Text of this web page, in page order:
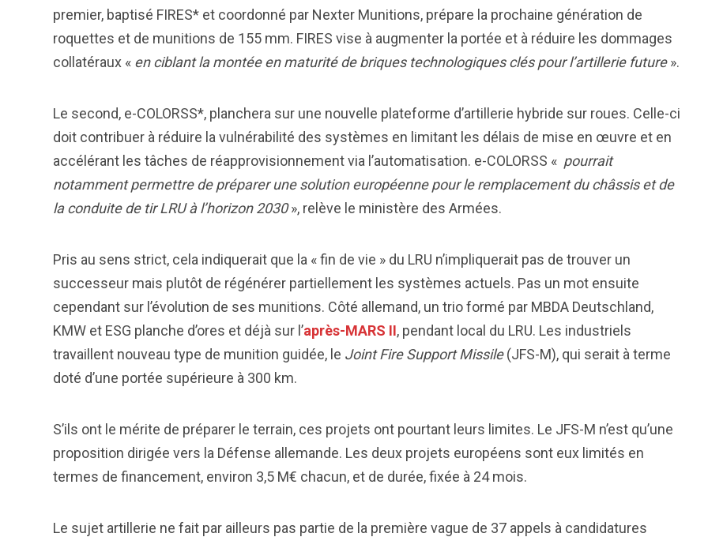
premier, baptisé FIRES* et coordonné par Nexter Munitions, prépare la prochaine génération de
roquettes et de munitions de 155 mm. FIRES vise à augmenter la portée et à réduire les dommages
collatéraux « en ciblant la montée en maturité de briques technologiques clés pour l’artillerie future».
Le second, e-COLORSS*, planchera sur une nouvelle plateforme d’artillerie hybride sur roues. Celle-ci
doit contribuer à réduire la vulnérabilité des systèmes en limitant les délais de mise en œuvre et en
accélérant les tâches de réapprovisionnement via l’automatisation. e-COLORSS « pourrait
notamment permettre de préparer une solution européenne pour le remplacement du châssis et de
la conduite de tir LRU à l’horizon 2030», relève le ministère des Armées.
Pris au sens strict, cela indiquerait que la « fin de vie » du LRU n’impliquerait pas de trouver un
successeur mais plutôt de régénérer partiellement les systèmes actuels. Pas un mot ensuite
cependant sur l’évolution de ses munitions. Côté allemand, un trio formé par MBDA Deutschland,
KMW et ESG planche d’ores et déjà sur l’après-MARS II, pendant local du LRU. Les industriels
travaillent nouveau type de munition guidée, le Joint Fire Support Missile(JFS-M), qui serait à terme
doté d’une portée supérieure à 300 km.
S’ils ont le mérite de préparer le terrain, ces projets ont pourtant leurs limites. Le JFS-M n’est qu’une
proposition dirigée vers la Défense allemande. Les deux projets européens sont eux limités en
termes de financement, environ 3,5 M€ chacun, et de durée, fixée à 24 mois.
Le sujet artillerie ne fait par ailleurs pas partie de la première vague de 37 appels à candidatures